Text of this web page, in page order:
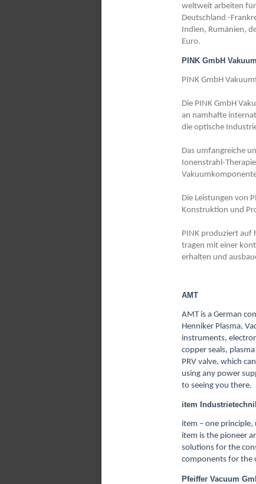
weltweit arbeiten
Deutschland -
Indien, Rumänien,
Euro.
PINK GmbH
PINK GmbH
Die PINK GmbH
an namhafte
die optische
Das umfangreiche
Ionenstrahl-
Die Leistungen von
Konstruktion und
PINK produziert auf
tragen mit einer
erhalten und
AMT
AMT is a German
Henniker Plasma,
instruments,
copper seals,
PRV valve, which
using any power
to seeing you there.
item
item – one
item is the pioneer
solutions for the
components for the
Pfeiffer Vacuum